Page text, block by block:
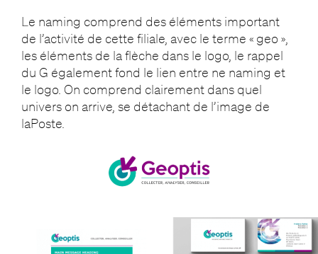
Le naming comprend des éléments important
de l’activité de cette filiale, avec le terme « geo »,
les éléments de la flèche dans le logo, le rappel
du G également fond le lien entre ne naming et
le logo. On comprend clairement dans quel
univers on arrive, se détachant de l’image de
laPoste.